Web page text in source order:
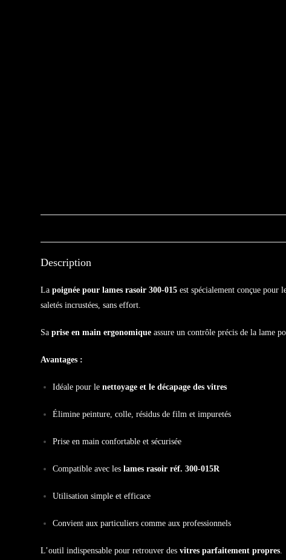
Description
Lapoignée pour lames rasoir 300-015 est spécialement conçue pour
saletés incrustées, sans effort.
Saprise en main ergonomique assure un contrôle précis de la lame
Avantages :
Idéale pour lenettoyage et le décapage des vitres
Élimine peinture, colle, résidus de film et impuretés
Prise en main confortable et sécurisée
Compatible avec leslames rasoir réf. 300-015R
Utilisation simple et efficace
Convient aux particuliers comme aux professionnels
L’outil indispensable pour retrouver desvitres parfaitement propres.